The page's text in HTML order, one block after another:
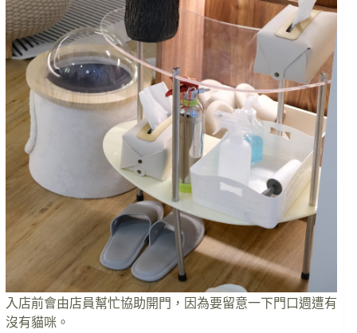
入店前會由店員幫忙協助開門，因為要留意一下門口週遭有
沒有貓咪。